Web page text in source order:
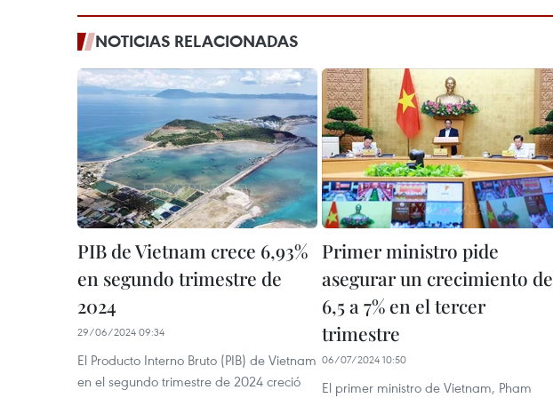
NOTICIAS RELACIONADAS
PIB de Vietnam crece 6,93%
en segundo trimestre de
2024
29/06/2024 09:34
El Producto Interno Bruto (PIB) de Vietnam
en el segundo trimestre de 2024 creció
Primer ministro pide
asegurar un crecimiento de
6,5 a 7% en el tercer
trimestre
06/07/2024 10:50
El primer ministro de Vietnam, Pham